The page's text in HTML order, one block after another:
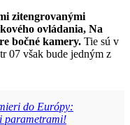
zitengrovanými
ovládania, Na
bočné kamery. Tie sú v
07 však bude jedným z
do Európy:
parametrami!